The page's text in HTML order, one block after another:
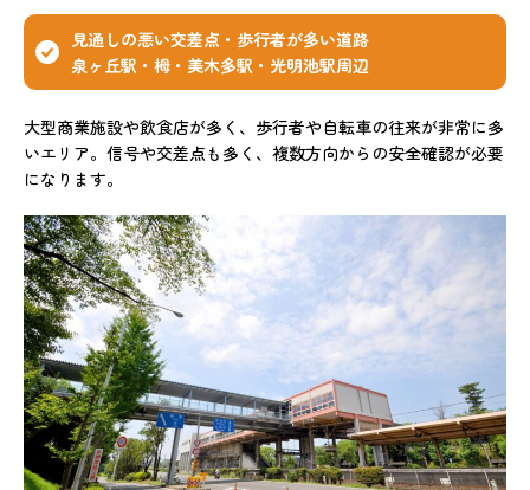
見通しの悪い交差点・歩行者が多い道路
泉ヶ丘駅・栂・美木多駅・光明池駅周辺
大型商業施設や飲食店が多く、歩行者や自転車の往来が非常に多
いエリア。信号や交差点も多く、複数方向からの安全確認が必要
になります。